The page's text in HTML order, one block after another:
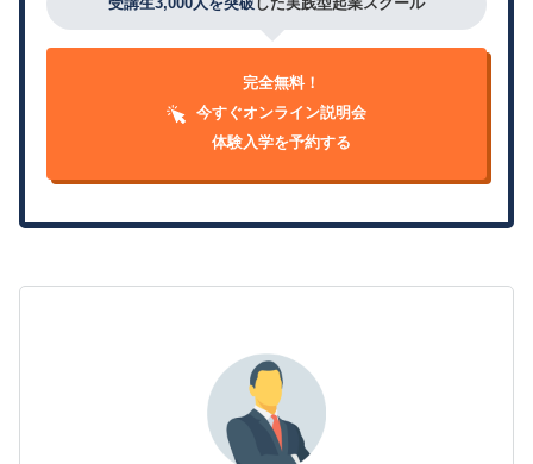
受講生3,000人を突破 した実践型起業スクール
完全無料！
今すぐオンライン説明会
体験入学を予約する